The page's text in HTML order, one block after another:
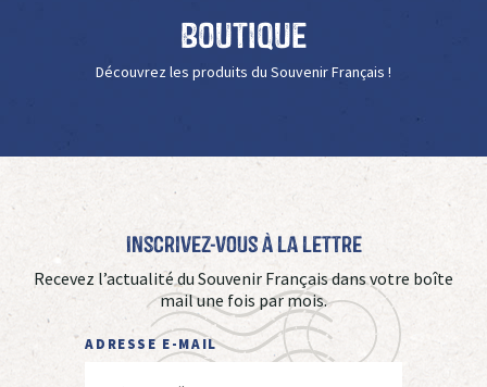
Boutique
Découvrez les produits du Souvenir Français !
Inscrivez-vous à La Lettre
Recevez l’actualité du Souvenir Français dans votre boîte
mail une fois par mois.
ADRESSE E-MAIL